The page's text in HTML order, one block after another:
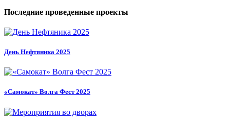
Последние проведенные проекты
День Нефтяника 2025
«Самокат» Волга Фест 2025